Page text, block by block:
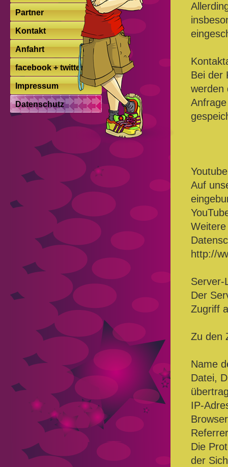
Partner
Kontakt
Anfahrt
facebook + twitter
Impressum
Datenschutz
Bei der
werden
Youtube
Auf
http://
Server-
Der
Zugriff
Zu den
Name
Datei,
IP-
Die
der